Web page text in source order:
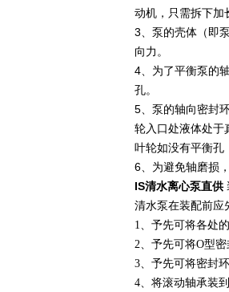
动机，只需拆下加
3 、泵的壳体（即
向力。
4 、为了平衡泵的
孔。
5 、泵的轴向密封
轮入口处液体处于
叶轮如没有平衡孔
6 、为避免轴磨损
IS清水离心泵直供
清水泵在装配前应
1、予先可将各处
2、予先可将O型
3、予先可将密封
4、将滚动轴承装